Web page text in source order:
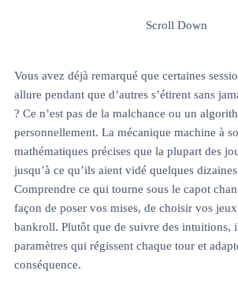
Scroll Down
Vous avez déjà remarqué que certaines
allure pendant que d’autres s’étirent sans
? Ce n’est pas de la malchance ou un
personnellement. La mécanique machine à
mathématiques précises que la plupart des
jusqu’à ce qu’ils aient vidé quelques dizaines
Comprendre ce qui tourne sous le capot
façon de poser vos mises, de choisir vos
bankroll. Plutôt que de suivre des intuitions,
paramètres qui régissent chaque tour et
conséquence.